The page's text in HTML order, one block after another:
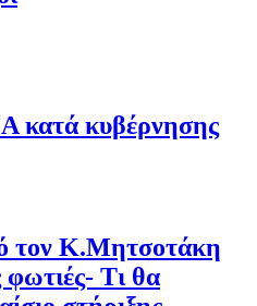
κατά κυβέρνησης
τον Κ.Μητσοτάκη
φωτιές- Τι θα